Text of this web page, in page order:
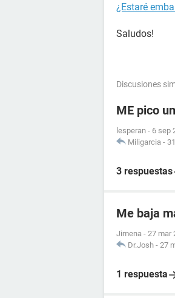
¿Estaré
Saludos!
Discusiones
ME pico
lesperan - 6 sep
Miligarcia -
3 respuestas
Me baja
Jimena - 27 mar
Dr.Josh - 27
1 respuesta